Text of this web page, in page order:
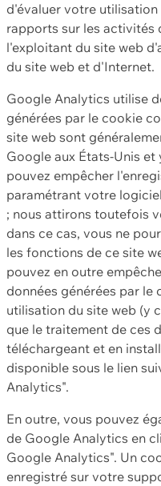
d'évaluer votre
rapports sur les activités
l'exploitant du site web
du site web et d'Internet.
Google Analytics utilise
générées par le cookie
site web sont
Google aux États-Unis et
pouvez empêcher
paramétrant votre
; nous attirons toutefois
dans ce cas, vous ne
les fonctions de ce site
pouvez en outre
données générées par
utilisation du site web (y
que le traitement de ces
téléchargeant et en
disponible sous le lien
Analytics".
En outre, vous pouvez
de Google Analytics en
Google Analytics". Un
enregistré sur votre